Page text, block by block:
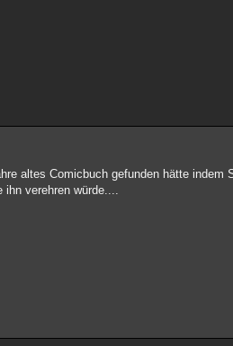
altes Comicbuch gefunden hätte indem
ihn verehren würde....